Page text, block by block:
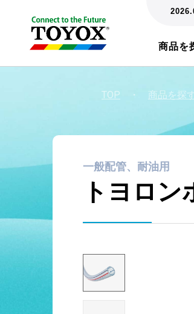
商品を
TOP ・ 商品を探
一般配管、耐油用
トヨロン